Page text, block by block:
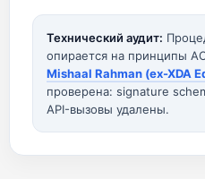
Технический аудит:
опирается на принципы
Mishaal Rahman (ex-XDA
проверена: signature
API-вызовы удалены.